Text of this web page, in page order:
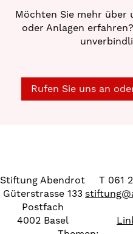
Möchten Sie mehr über
oder Anlagen
Rufen Sie uns an
Stiftung Abendrot
Güterstrasse 133
Postfach
4002 Basel
T 061
stiftung@